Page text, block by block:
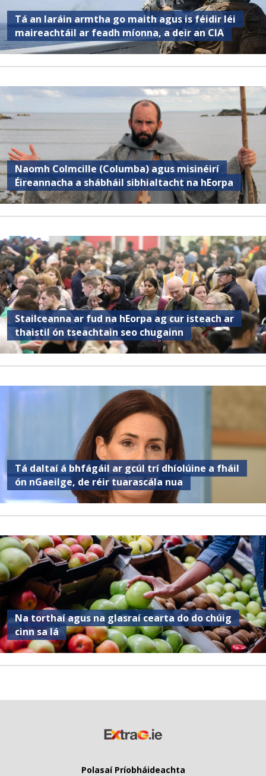
Tá an Iaráin armtha go maith agus is féidir léi
maireachtáil ar feadh míonna, a deir an CIA
Naomh Colmcille (Columba) agus misinéirí
Éireannacha a shábháil sibhialtacht na hEorpa
Stailceanna ar fud na hEorpa ag cur isteach ar
thaistil ón tseachtain seo chugainn
Tá daltaí á bhfágáil ar gcúl trí dhíolúine a fháil
ón nGaeilge, de réir tuarascála nua
Na torthaí agus na glasraí cearta do do chúig
cinn sa lá
Polasaí Príobháideachta